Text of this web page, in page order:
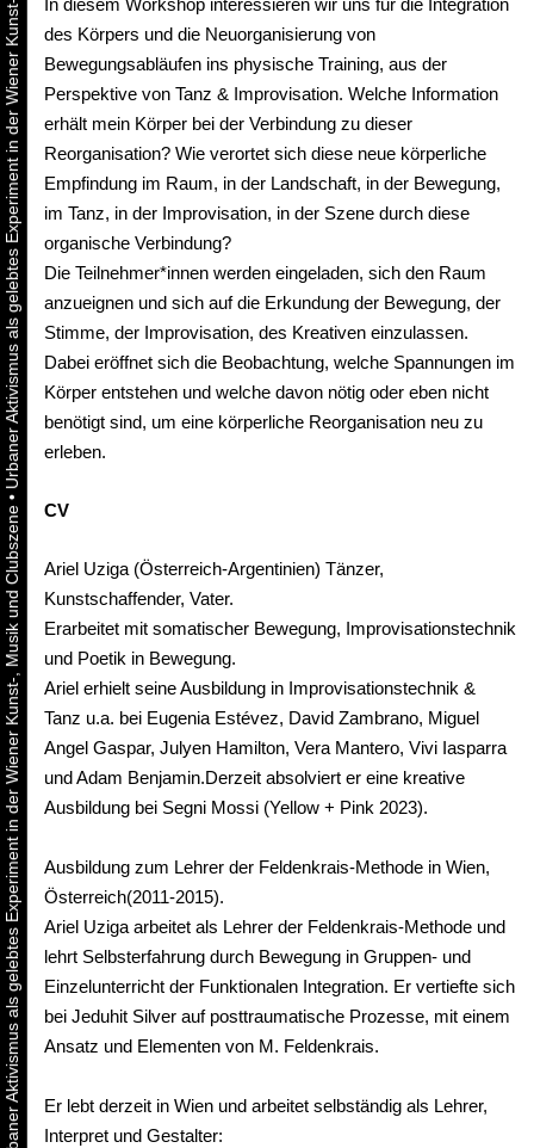
Urbaner Aktivismus als gelebtes Experiment in der Wiener Kunst-, Musik und Clubszene
•
Urbaner Aktivismus als gelebtes Experiment in der Wiener Kunst-, Musik und Clubszene
des Körpers und die Neuorganisierung von
Bewegungsabläufen ins physische Training, aus der
Perspektive von Tanz & Improvisation. Welche Information
erhält mein Körper bei der Verbindung zu dieser
Reorganisation? Wie verortet sich diese neue körperliche
Empfindung im Raum, in der Landschaft, in der Bewegung,
im Tanz, in der Improvisation, in der Szene durch diese
organische Verbindung?
Die Teilnehmer*innen werden eingeladen, sich den Raum
anzueignen und sich auf die Erkundung der Bewegung, der
Stimme, der Improvisation, des Kreativen einzulassen.
Dabei eröffnet sich die Beobachtung, welche Spannungen im
Körper entstehen und welche davon nötig oder eben nicht
benötigt sind, um eine körperliche Reorganisation neu zu
erleben.
CV
Ariel Uziga (Österreich-Argentinien) Tänzer,
Kunstschaffender, Vater.
Erarbeitet mit somatischer Bewegung, Improvisationstechnik
und Poetik in Bewegung.
Ariel erhielt seine Ausbildung in Improvisationstechnik &
Tanz u.a. bei Eugenia Estévez, David Zambrano, Miguel
Angel Gaspar, Julyen Hamilton, Vera Mantero, Vivi Iasparra
und Adam Benjamin.Derzeit absolviert er eine kreative
Ausbildung bei Segni Mossi (Yellow + Pink 2023).
Ausbildung zum Lehrer der Feldenkrais-Methode in Wien,
Österreich(2011-2015).
Ariel Uziga arbeitet als Lehrer der Feldenkrais-Methode und
lehrt Selbsterfahrung durch Bewegung in Gruppen- und
Einzelunterricht der Funktionalen Integration. Er vertiefte sich
bei Jeduhit Silver auf posttraumatische Prozesse, mit einem
Ansatz und Elementen von M. Feldenkrais.
Er lebt derzeit in Wien und arbeitet selbständig als Lehrer,
Interpret und Gestalter: